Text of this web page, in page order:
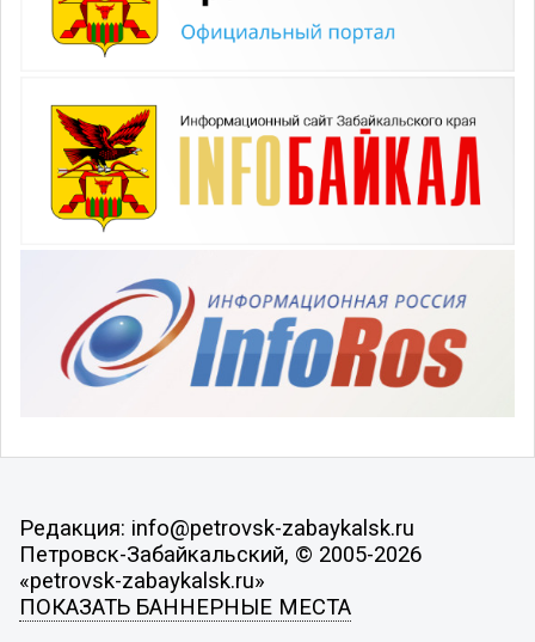
Редакция: info@petrovsk-zabaykalsk.ru
Петровск-Забайкальский, © 2005-2026
«petrovsk-zabaykalsk.ru»
ПОКАЗАТЬ БАННЕРНЫЕ МЕСТА